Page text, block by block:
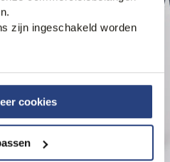
zijn ingeschakeld worden
cookies